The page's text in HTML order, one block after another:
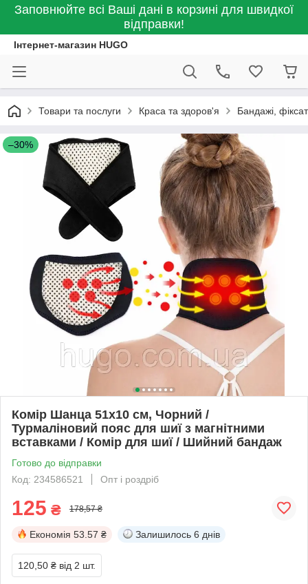
Заповнюйте всі Ваші дані в корзині для швидкої
відправки!
Інтернет-магазин HUGO
Товари та послуги Краса та здоров'я Бандажі,
–30%
Комір Шанца 51х10 см, Чорний /
Турмаліновий пояс для шиї з магнітними
вставками / Комір для шиї / Шийний бандаж
Готово до відправки
Код: 234586521
Опт і роздріб
125 ₴ 178,57 ₴
Економія 53.57 ₴ Залишилось 6 днів
120,50 ₴ від 2 шт.